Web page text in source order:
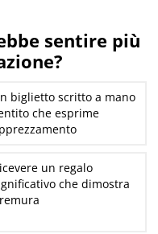
sentire più
biglietto scritto a mano
che esprime
un regalo
che dimostra